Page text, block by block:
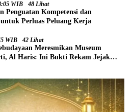
WIB 48 Lihat
Penguatan Kompetensi dan
Perluas Peluang Kerja
WIB 42 Lihat
Meresmikan Museum
Al Haris: Ini Bukti Rekam Jejak